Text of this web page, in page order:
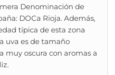
Denominación de
DOCa Rioja. Además,
típica de esta zona
uva es de tamaño
muy oscura con aromas a